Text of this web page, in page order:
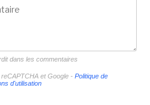
dans les commentaires
et Google - Politique de
d'utilisation